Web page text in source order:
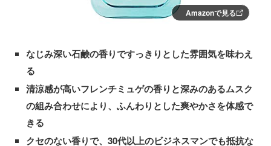
Amazonで見る
なじみ深い石鹸の香りですっきりとした雰囲気を味わえ
る
清涼感が高いフレンチミュゲの香りと深みのあるムスク
の組み合わせにより、ふんわりとした爽やかさを体感で
きる
クセのない香りで、30代以上のビジネスマンでも抵抗な